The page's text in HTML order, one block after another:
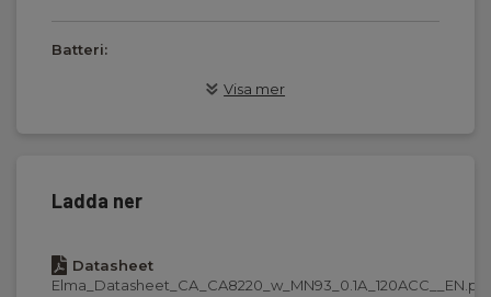
Batteri:
transportabelt
AC A område:
0,1...120A AC (op til 6500A AC og 1700A DC med andre
Visa mer
Ladda ner
Datasheet
Elma_Datasheet_CA_CA8220_w_MN93_0.1A_120ACC__EN.pdf